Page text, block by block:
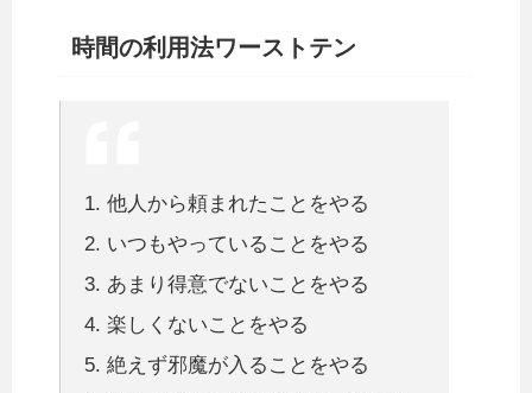
時間の利用法ワーストテン
1. 他人から頼まれたことをやる
2. いつもやっていることをやる
3. あまり得意でないことをやる
4. 楽しくないことをやる
5. 絶えず邪魔が入ることをやる